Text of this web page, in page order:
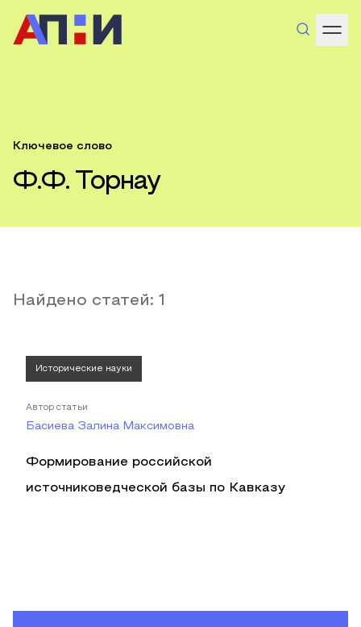
Ключевое слово
Ф.Ф. Торнау
Найдено статей: 1
Исторические науки
Автор статьи
Басиева Залина Максимовна
Формирование российской
источниковедческой базы по Кавказу